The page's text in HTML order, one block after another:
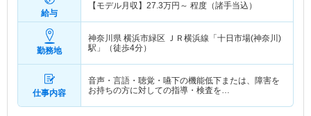
給与
【モデル月収】 27.3万円～ 程度（諸手当込）
勤務地
神奈川県 横浜市緑区 ＪＲ横浜線「十日市場(神奈川)
駅」（徒歩4分）
仕事内容
音声・言語・聴覚・嚥下の機能低下または、障害を
お持ちの方に対しての指導・検査を…